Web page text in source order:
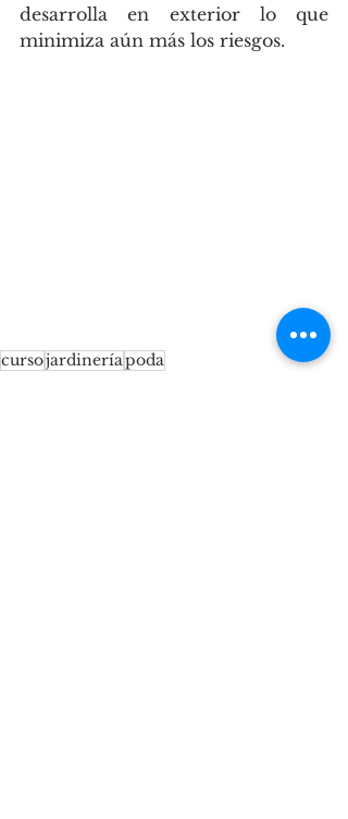
desarrolla en exterior lo que
minimiza aún más los riesgos.
cursojardineríapoda